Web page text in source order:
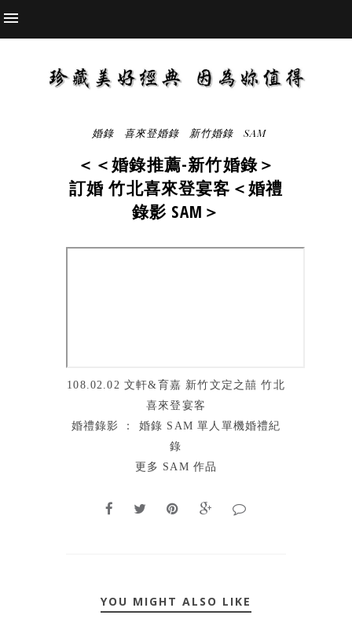
婚錄 喜來登婚錄 新竹婚錄 SAM
＜＜婚錄推薦-新竹婚錄＞
訂婚 竹北喜來登宴客＜婚禮
錄影 SAM＞
108.02.02 文軒&育嘉 新竹文定之囍 竹北
喜來登宴客
婚禮錄影 ： 婚錄 SAM 單人單機婚禮紀
錄
更多 SAM 作品
YOU MIGHT ALSO LIKE